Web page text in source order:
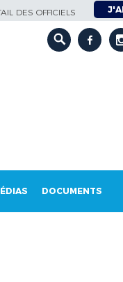
DES OFFICIELS
DOCUMENTS